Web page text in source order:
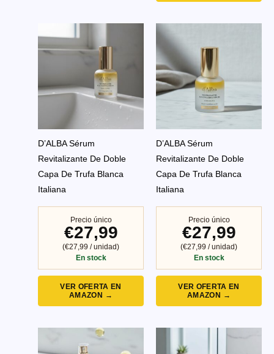
D’ALBA Sérum
Revitalizante De Doble
Capa De Trufa Blanca
Italiana
Precio único
€27,99
(€27,99 / unidad)
En stock
VER OFERTA EN
AMAZON →
D’ALBA Sérum
Revitalizante De Doble
Capa De Trufa Blanca
Italiana
Precio único
€27,99
(€27,99 / unidad)
En stock
VER OFERTA EN
AMAZON →